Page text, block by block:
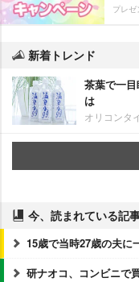
プレゼ
新着トレンド
茶葉で一
は
オリコンタ
今、読まれている記
15歳で当時27歳の夫に
研ナオコ、コンビニで